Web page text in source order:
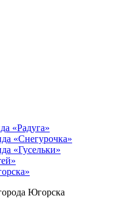
«Радуга»
«Снегурочка»
«Гусельки»
Югорска